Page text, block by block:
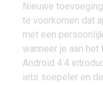
Nieuwe
te voorkomen dat
met een
wanneer je aan
Android 4.4
iets soepeler en